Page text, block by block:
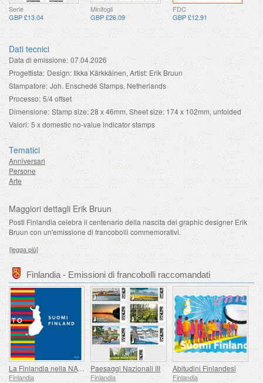
Serie
GBP £13.04
Minifogli
GBP £26.09
FDC
GBP £12.91
Dati tecnici
Data di emissione: 07.04.2026
Progettista: Design: Ilkka Kärkkäinen, Artist: Erik Bruun
Stampatore: Joh. Enschedé Stamps, Netherlands
Processo: 5/4 offset
Dimensione: Stamp size: 28 x 46mm, Sheet size: 174 x 102mm, unfolded
Valori: 5 x domestic no-value indicator stamps
Tematici
Anniversari
Persone
Arte
Maggiori dettagli Erik Bruun
Posti Finlandia celebra il centenario della nascita del graphic designer Erik
Bruun con un'emissione di francobolli commemorativi.
[legga più]
Finlandia - Emissioni di francobolli raccomandati
La Finlandia nella NATO
Finlandia
Paesaggi Nazionali III
Finlandia
Abitudini Finlandesi
Finlandia